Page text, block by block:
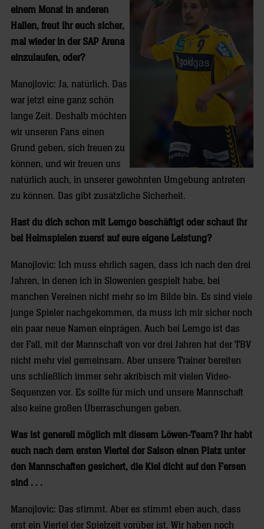
einem Monat in anderen
Hallen, freut ihr euch sicher,
mal wieder in der SAP Arena
einzulaufen, oder?
Manojlovic: Ja, natürlich. Das
war jetzt eine ganz schön
lange Zeit. Deshalb möchten
wir unseren Fans einen
Grund geben, sich freuen zu
können, und wir freuen uns
natürlich auch, in unserer gewohnten Umgebung antreten
zu können. Das gibt zusätzliche Sicherheit.
Hast du dich schon mit Lemgo beschäftigt oder schaut ihr
bei Heimspielen zuerst auf eure eigene Leistung?
Manojlovic: Ich muss ehrlich sagen, dass ich nach den drei
Jahren, in denen ich in Slowenien gespielt habe, bei
manchen Vereinen nicht mehr so im Bilde bin. Es sind viele
junge Spieler nachgekommen, da muss ich mir sicher noch
ein paar neue Namen einprägen. Auch bei Lemgo ist das
der Fall, mit der Mannschaft von vor drei Jahren hat der TBV
nicht mehr viel gemeinsam. Aber unsere Trainer bereiten
uns schließlich immer sehr akribisch mit vielen Video-
Sequenzen vor. Es sollte für mich und unsere Mannschaft
also keine großen Überraschungen geben.
Was ist generell möglich mit diesem Löwen-Team? Ihr habt
euch nach dem ersten Viertel der Saison einen Platz unter
den Mannschaften gesichert, die Kiel dicht auf den Fersen
sind . . .
Manojlovic: Das stimmt. Aber es stimmt eben auch, dass
erst ein Viertel der Spielzeit vorüber ist. Wir haben noch